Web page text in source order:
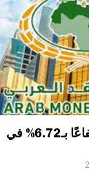
بورصة تونس تسجل ارتفاعًا بـ6.72% في